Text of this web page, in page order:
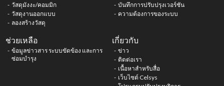
วัสดุมังงะ/คอมมิก
วัสดุงานออกแบบ
ลองสร้างวัสดุ
บันทึกการปรับปรุงเวอร์ชัน
ความต้องการของระบบ
ช่วยเหลือ
ข้อมูลข่าวสาร ระบบขัดข้อง และการ
ซ่อมบำรุง
เกี่ยวกับ
ข่าว
ติดต่อเรา
เนื้อหาสำหรับสื่อ
เว็บไซต์ Celsys